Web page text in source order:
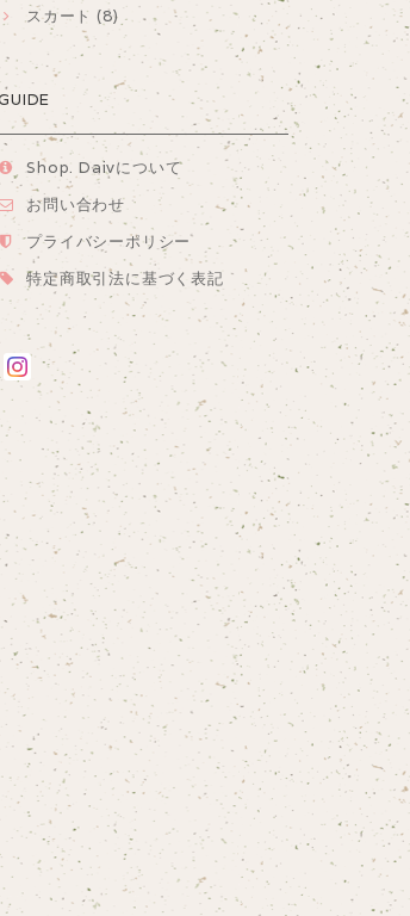
スカート (8)
Shop. Daivについて
お問い合わせ
プライバシーポリシー
特定商取引法に基づく表記